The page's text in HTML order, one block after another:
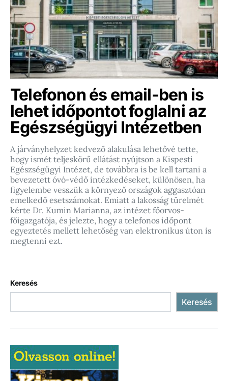
Telefonon és email-ben is
lehet időpontot foglalni az
Egészségügyi Intézetben
A járványhelyzet kedvező alakulása lehetővé tette,
hogy ismét teljeskörű ellátást nyújtson a Kispesti
Egészségügyi Intézet, de továbbra is be kell tartani a
bevezetett óvó-védő intézkedéseket, különösen, ha
figyelembe vesszük a környező országok aggasztóan
emelkedő esetszámokat. Emiatt a lakosság türelmét
kérte Dr. Kumin Marianna, az intézet főorvos-
főigazgatója, és jelezte, hogy a telefonos időpont
egyeztetés mellett lehetőség van elektronikus úton is
megtenni ezt.
Keresés
Keresés